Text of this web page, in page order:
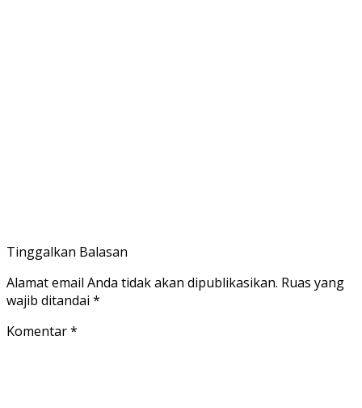
Tinggalkan Balasan
Alamat email Anda tidak akan dipublikasikan. Ruas yang
wajib ditandai *
Komentar*